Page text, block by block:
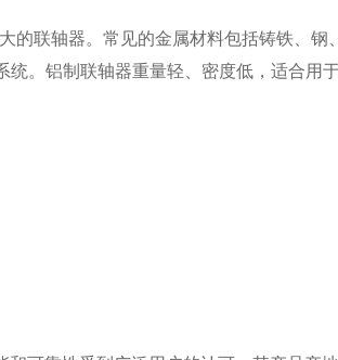
的联轴器。常见的金属材料包括铸铁、钢
。铝制联轴器重量轻、密度低，适合用